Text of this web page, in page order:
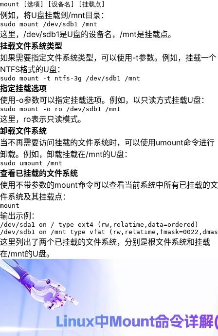
mount [选项] [设备名] [挂载点]
例如，将U盘挂载到/mnt目录：
sudo mount /dev/sdb1 /mnt
这里，/dev/sdb1是U盘的设备名，/mnt是挂载点。
挂载文件系统类型
如果需要指定文件系统类型，可以使用-t参数。例如，挂载一个
NTFS格式的U盘：
sudo mount -t ntfs-3g /dev/sdb1 /mnt
指定挂载选项
使用-o参数可以指定挂载选项。例如，以只读方式挂载U盘：
sudo mount -o ro /dev/sdb1 /mnt
这里，ro表示只读模式。
卸载文件系统
当不再需要访问挂载的文件系统时，可以使用umount命令进行
卸载。例如，卸载挂载在/mnt的U盘：
sudo umount /mnt
查看已挂载的文件系统
使用不带参数的mount命令可以查看当前系统中所有已挂载的文
件系统及其挂载点：
mount
输出示例：
/dev/sda1 on / type ext4 (rw,relatime,data=ordered)
/dev/sdb1 on /mnt type vfat
这里列出了两个已挂载的文件系统，分别是根文件系统和挂载
在/mnt的U盘。